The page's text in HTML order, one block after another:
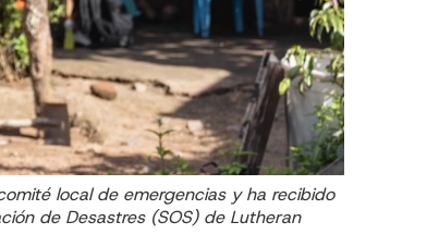
local de emergencias y ha recibido
de Desastres (SOS) de Lutheran